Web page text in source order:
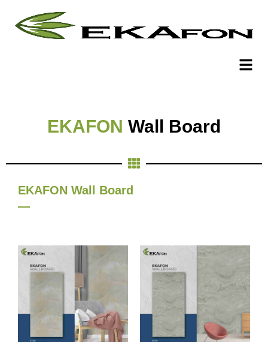
EKAFON Wall Board
EKAFON Wall Board
—